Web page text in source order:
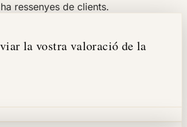
ressenyes de clients.
la vostra valoració de la